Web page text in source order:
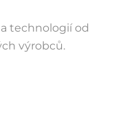
technologií od
výrobců.